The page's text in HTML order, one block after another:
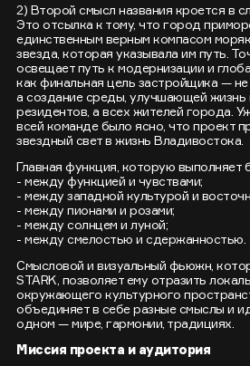
2) Второй смысл названия кроется в
Это отсылка к тому, что город
единственным верным компасом
звезда, которая указывала им путь.
освещает путь к модернизации и
как финальная цель застройщика —
а создание среды, улучшающей жизнь
резидентов, а всех жителей города.
всей команде было ясно, что проект
звездный свет в жизнь Владивостока.
Главная функция, которую выполняет
- между функцией и чувствами;
- между западной культурой и
- между пионами и розами;
- между солнцем и луной;
- между смелостью и сдержанностью.
Смысловой и визуальный фьюжн,
STARK, позволяет ему отразить
окружающего культурного
объединяет в себе разные смыслы и
одном — мире, гармонии, традициях.
Миссия проекта и аудитория